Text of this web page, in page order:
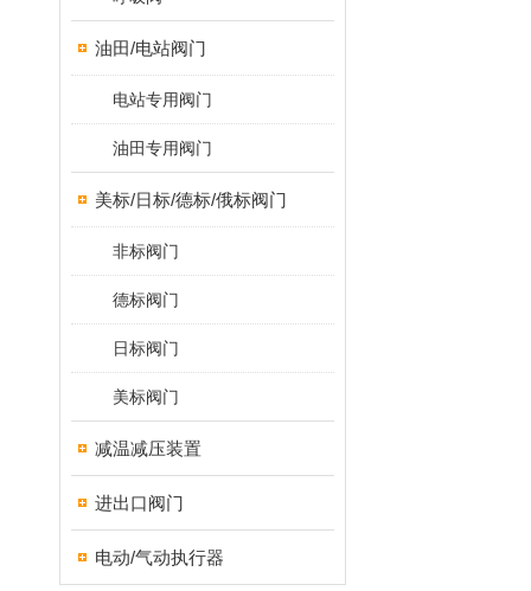
油田/电站阀门
电站专用阀门
油田专用阀门
美标/日标/德标/俄标阀门
非标阀门
德标阀门
日标阀门
美标阀门
减温减压装置
进出口阀门
电动/气动执行器